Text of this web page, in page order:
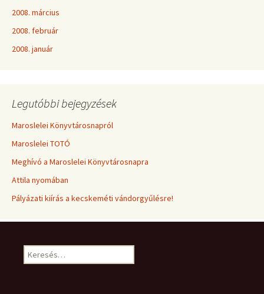
2008. március
2008. február
2008. január
Legutóbbi bejegyzések
Maroslelei Könyvtárosnapról
Maroslelei TOTÓ
Meghívó a Maroslelei Könyvtárosnapra
Attila nyomában
Pályázati kiírás a kecskeméti vándorgyűlésre!
Keresés: